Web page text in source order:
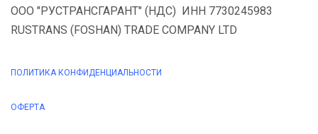
ООО "РУСТРАНСГАРАНТ" (НДС) ИНН 7730245983
RUSTRANS (FOSHAN) TRADE COMPANY LTD
ПОЛИТИКА КОНФИДЕНЦИАЛЬНОСТИ
ОФЕРТА